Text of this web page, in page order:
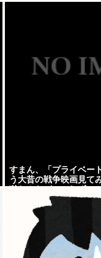
すまん、「プライベー
う大昔の戦争映画見て